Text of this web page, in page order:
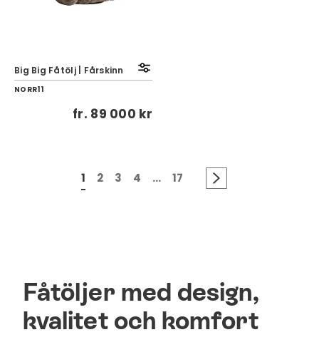
Big Big Fåtölj | Fårskinn
NORR11
fr. 89 000 kr
1 2 3 4 ... 17
Fåtöljer med design,
kvalitet och komfort